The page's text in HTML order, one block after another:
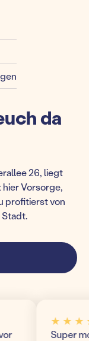
da
26, liegt
hier Vorsorge,
profitierst von
★ ★ ★ ★ ★
Super